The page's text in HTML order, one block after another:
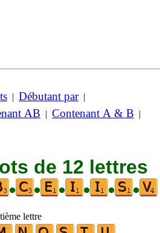
| Débutant par|
AB | Contenant A & B |
de 12 lettres
• • • • • •
lettre